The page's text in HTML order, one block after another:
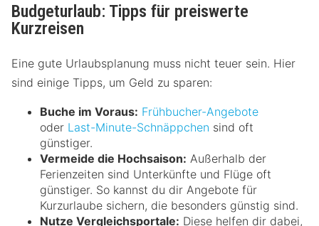
Budgeturlaub: Tipps für preiswerte
Kurzreisen
Eine gute Urlaubsplanung muss nicht teuer sein. Hier
sind einige Tipps, um Geld zu sparen:
Buche im Voraus: Frühbucher-Angebote
oder Last-Minute-Schnäppchen sind oft
günstiger.
Vermeide die Hochsaison: Außerhalb der
Ferienzeiten sind Unterkünfte und Flüge oft
günstiger. So kannst du dir Angebote für
Kurzurlaube sichern, die besonders günstig sind.
Nutze Vergleichsportale: Diese helfen dir dabei,